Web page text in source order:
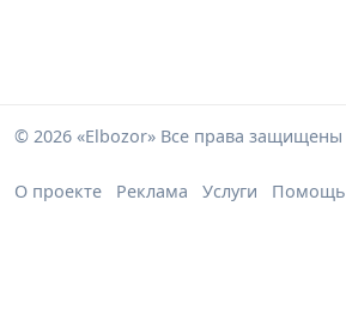
© 2026 «Elbozor» Все права защищены
О проекте Реклама Услуги Помощь